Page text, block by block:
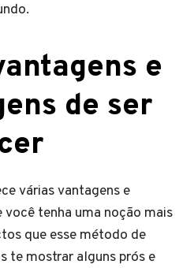
e
de ser
várias vantagens e
você tenha uma noção mais
que esse método de
te mostrar alguns prós e